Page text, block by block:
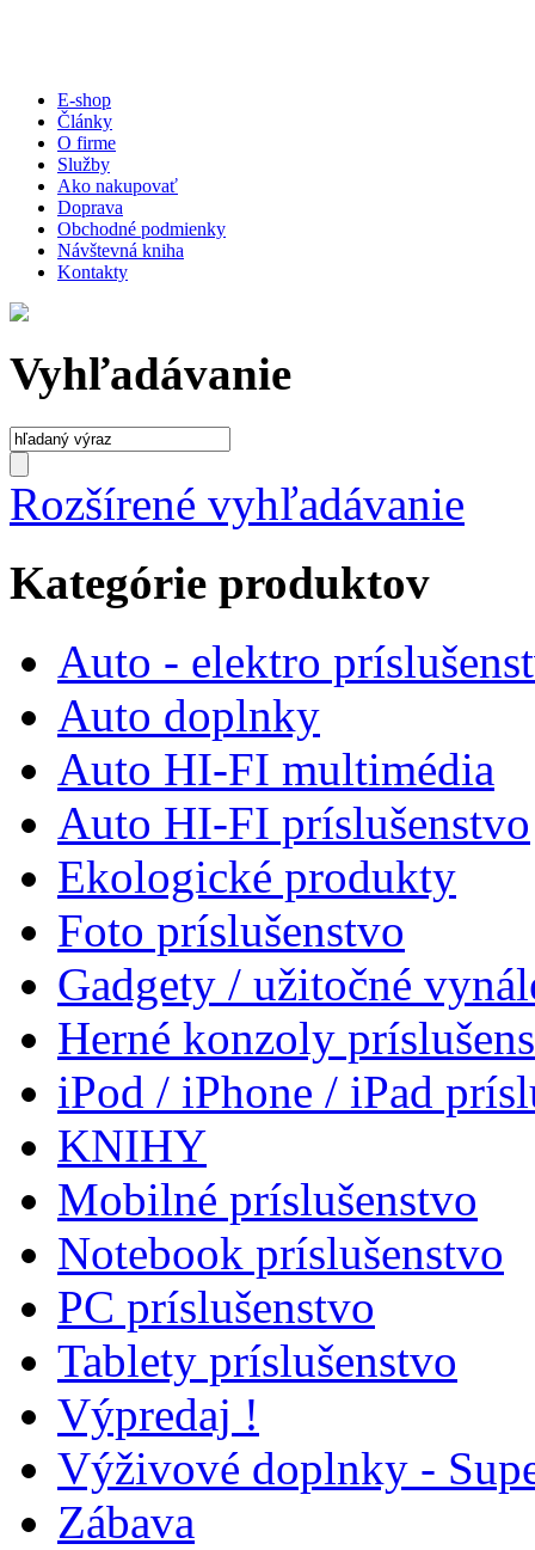
E-shop
Články
O firme
Služby
Ako nakupovať
Doprava
Obchodné podmienky
Návštevná kniha
Kontakty
Vyhľadávanie
Rozšírené vyhľadávanie
Kategórie produktov
Auto - elektro
Auto doplnky
Auto HI-FI multimédia
Auto HI-FI príslušenstvo
Ekologické produkty
Foto príslušenstvo
Gadgety / užitočné
Herné konzoly
iPod / iPhone / iPad
KNIHY
Mobilné príslušenstvo
Notebook príslušenstvo
PC príslušenstvo
Tablety príslušenstvo
Výpredaj !
Výživové doplnky -
Zábava